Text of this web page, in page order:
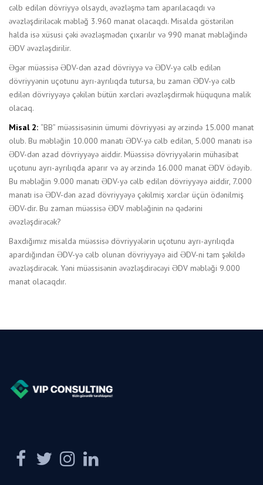
cəlb edilən dövriyyə olsaydı, əvəzləşmə tam aparılacaqdı və
əvəzləşdiriləcək məbləğ 3.960 manat olacaqdı. Misalda göstərilən
halda isə xüsusi çəki əvəzləşmədən çıxarılır və 990 manat məbləğində
ƏDV əvəzləşdirilir.
Əgər müəssisə ƏDV-dən azad dövriyyə və ƏDV-yə cəlb edilən
dövriyyənin uçotunu ayrı-ayrılıqda tutursa, bu zaman ƏDV-yə cəlb
edilən dövriyyəyə çəkilən bütün xərcləri əvəzləşdirmək hüququna malik
olacaq.
Misal 2: “BB” müəssisəsinin ümumi dövriyyəsi ay ərzində 15.000 manat
olub. Bu məbləğin 10.000 manatı ƏDV-yə cəlb edilən, 5.000 manatı isə
ƏDV-dən azad dövriyyəyə aiddir. Müəssisə dövriyyələrin mühasibat
uçotunu ayrı-ayrılıqda aparır və ay ərzində 16.000 manat ƏDV ödəyib.
Bu məbləğin 9.000 manatı ƏDV-yə cəlb edilən dövriyyəyə aiddir, 7.000
manatı isə ƏDV-dən azad dövriyyəyə çəkilmiş xərclər üçün ödənilmiş
ƏDV-dir. Bu zaman müəssisə ƏDV məbləğinin nə qədərini
əvəzləşdirəcək?
Baxdığımız misalda müəssisə dövriyyələrin uçotunu ayrı-ayrılıqda
apardığından ƏDV-yə cəlb olunan dövriyyəyə aid ƏDV-ni tam şəkildə
əvəzləşdirəcək. Yəni müəssisənin əvəzləşdirəcəyi ƏDV məbləği 9.000
manat olacaqdır.